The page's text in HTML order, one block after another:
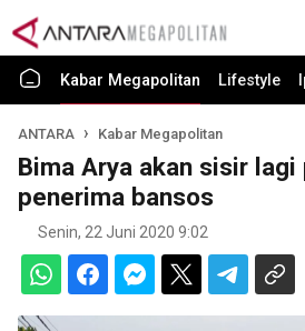
Kabar Megapolitan Lifestyle
ANTARA Kabar Megapolitan
Bima Arya akan sisir
penerima bansos
Senin, 22 Juni 2020 9:02